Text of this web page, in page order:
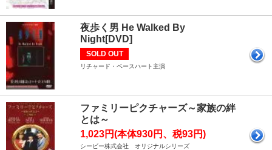
夜歩く男 He Walked By
Night[DVD]
SOLD OUT
リチャード・ベースハート主演
ファミリーピクチャーズ～家族の絆
とは～
1,023円(本体930円、税93円)
シービー株式会社 オリジナルシリーズ